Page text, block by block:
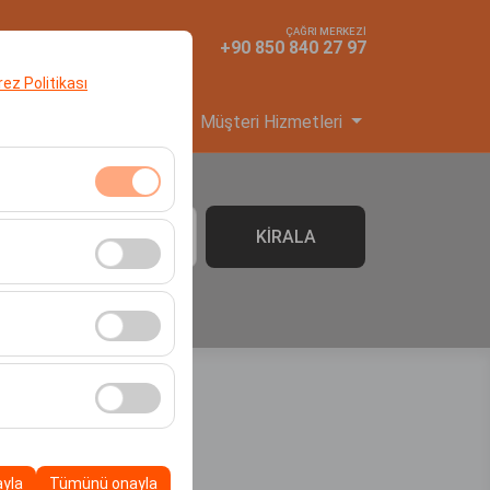
Politikası
Devre dışı
analiz
için kullanılır.
Tümünü onayla
ÇAĞRI MERKEZİ
+90 850 840 27 97
Müşteri Hizmetleri
06:00 KİRALA